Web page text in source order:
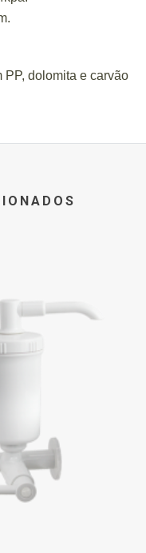
PP, dolomita e carvão